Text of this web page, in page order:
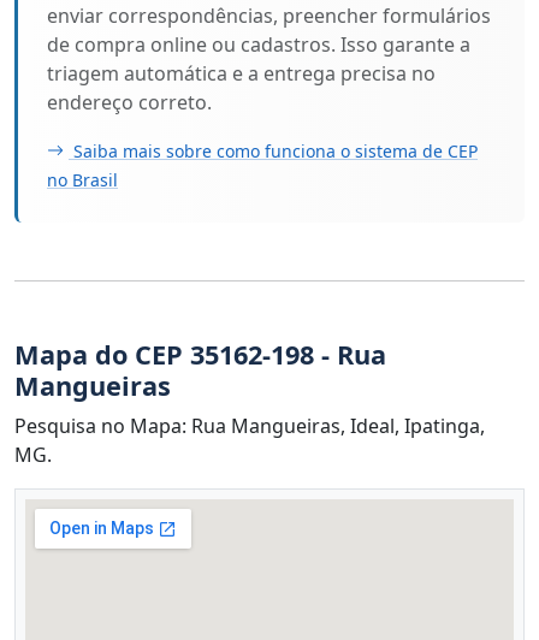
enviar correspondências, preencher formulários
de compra online ou cadastros. Isso garante a
triagem automática e a entrega precisa no
endereço correto.
Saiba mais sobre como funciona o sistema de CEP
no Brasil
Mapa do CEP 35162-198 - Rua
Mangueiras
Pesquisa no Mapa: Rua Mangueiras, Ideal, Ipatinga,
MG.